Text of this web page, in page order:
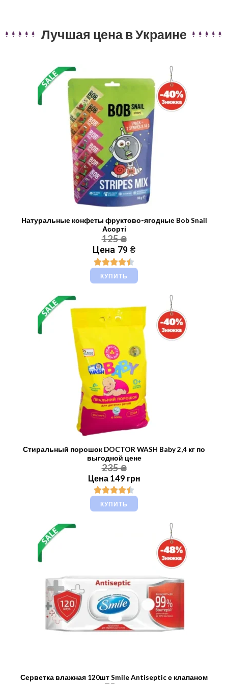
Лучшая цена в Украине​
Натуральные конфеты фруктово-ягодные Bob Snail
Асорті
125 ₴
Цена 79 ₴
КУПИТЬ
Стиральный порошок DOCTOR WASH Baby 2,4 кг по
выгодной цене
235 ₴
Цена 149 грн
КУПИТЬ
Серветка влажная 120шт Smile Antiseptic с клапаном